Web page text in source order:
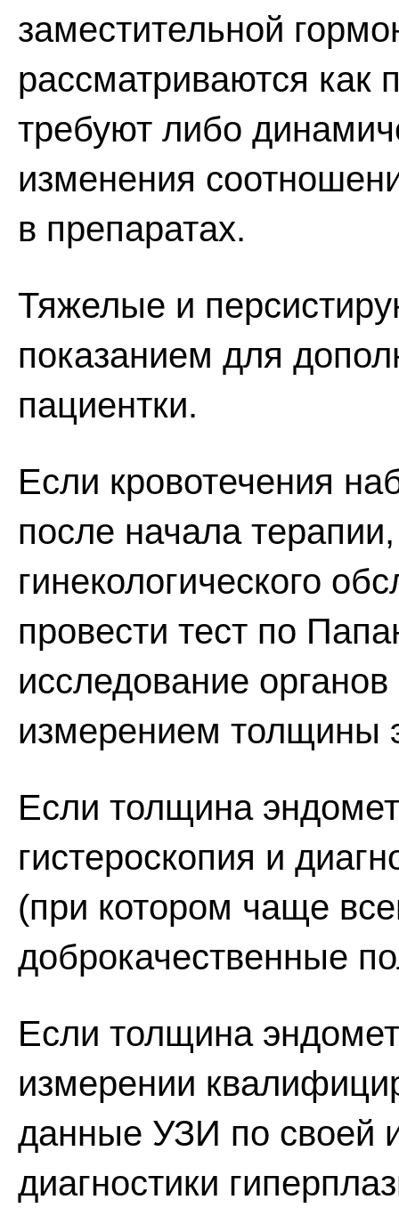
заместительной
рассматриваются
требуют либо
изменения
в препаратах.
Тяжелые и
показанием для
пациентки.
Если кровотечения
после начала
гинекологического
провести тест по
исследование
измерением толщины
Если толщина
гистероскопия и
(при котором чаще
доброкачественные
Если толщина
измерении
данные УЗИ по своей
диагностики